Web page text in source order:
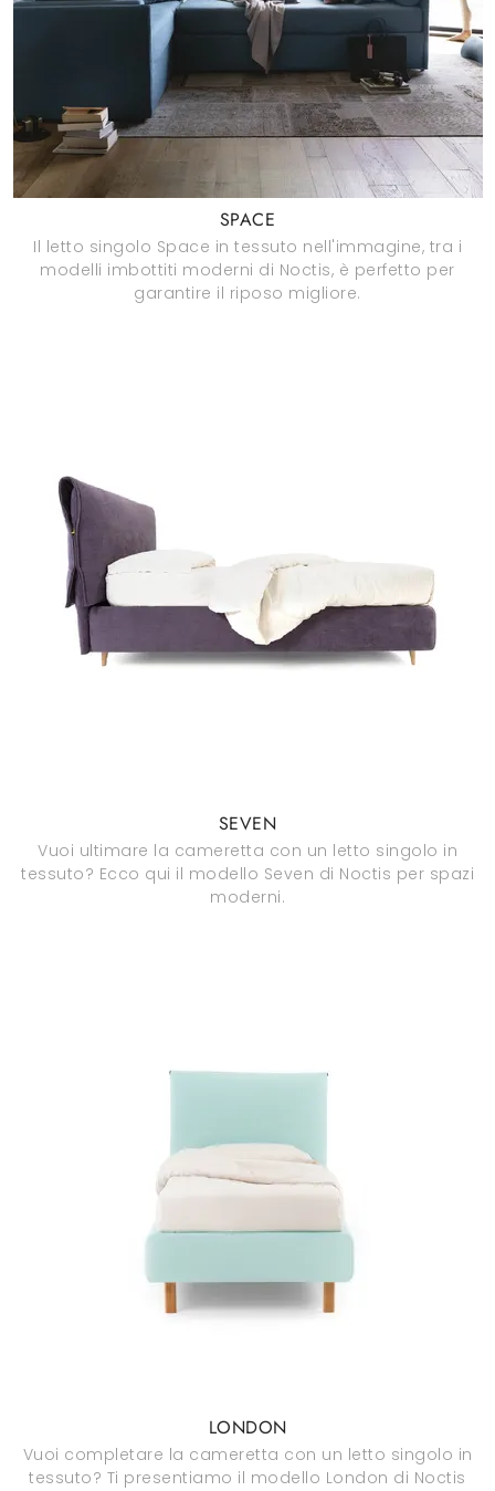
SPACE
Il letto singolo Space in tessuto nell'immagine, tra i
modelli imbottiti moderni di Noctis, è perfetto per
garantire il riposo migliore.
SEVEN
Vuoi ultimare la cameretta con un letto singolo in
tessuto? Ecco qui il modello Seven di Noctis per spazi
moderni.
LONDON
Vuoi completare la cameretta con un letto singolo in
tessuto? Ti presentiamo il modello London di Noctis